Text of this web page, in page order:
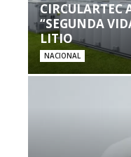
CIRCULARTEC
“SEGUNDA
LITIO
NACIONAL